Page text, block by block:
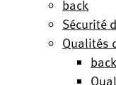
back
Sécurité
Qualités
back